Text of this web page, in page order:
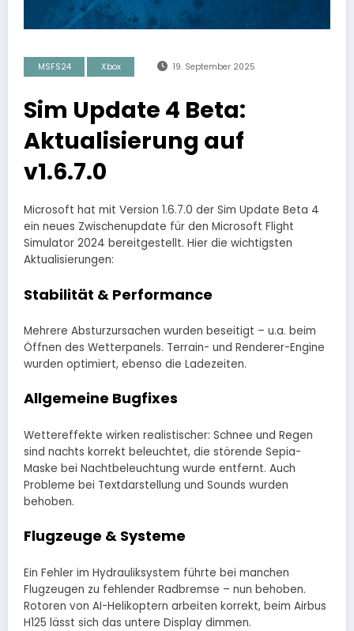
MSFS24 Xbox 19. September 2025
Sim Update 4 Beta:
Aktualisierung auf
v1.6.7.0
Microsoft hat mit Version 1.6.7.0 der Sim Update Beta 4
ein neues Zwischenupdate für den Microsoft Flight
Simulator 2024 bereitgestellt. Hier die wichtigsten
Aktualisierungen:
Stabilität & Performance
Mehrere Absturzursachen wurden beseitigt – u.a. beim
Öffnen des Wetterpanels. Terrain- und Renderer-Engine
wurden optimiert, ebenso die Ladezeiten.
Allgemeine Bugfixes
Wettereffekte wirken realistischer: Schnee und Regen
sind nachts korrekt beleuchtet, die störende Sepia-
Maske bei Nachtbeleuchtung wurde entfernt. Auch
Probleme bei Textdarstellung und Sounds wurden
behoben.
Flugzeuge & Systeme
Ein Fehler im Hydrauliksystem führte bei manchen
Flugzeugen zu fehlender Radbremse – nun behoben.
Rotoren von AI-Helikoptern arbeiten korrekt, beim Airbus
H125 lässt sich das untere Display dimmen.